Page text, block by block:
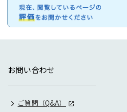
お問い合わせ
ご質問（Q&A）